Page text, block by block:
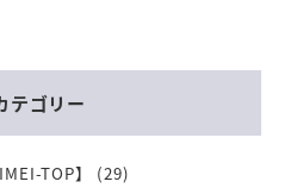
テゴリー
TOP】
(29)